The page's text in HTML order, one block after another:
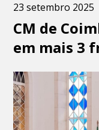
23 setembro 2025
CM de
em mais 3